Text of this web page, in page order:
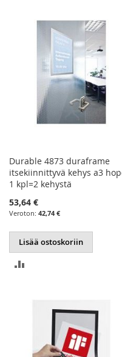
Durable 4873 duraframe
itsekiinnittyvä kehys a3
1 kpl=2 kehystä
53,64 €
42,74 €
Lisää ostoskoriin